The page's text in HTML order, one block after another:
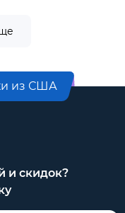
из США
и скидок?